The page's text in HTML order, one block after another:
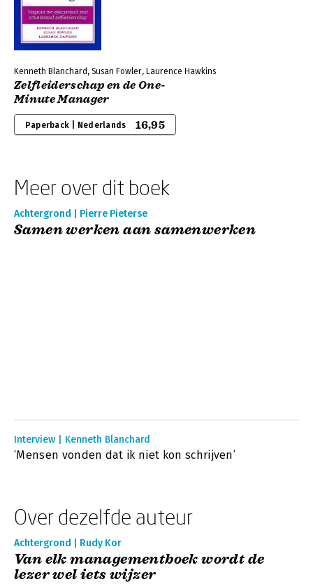
Kenneth Blanchard, Susan Fowler, Laurence Hawkins
Zelfleiderschap en de One-
Minute Manager
Paperback | Nederlands 16,95
Meer over dit boek
Achtergrond | Pierre Pieterse
Samen werken aan samenwerken
Interview | Kenneth Blanchard
‘Mensen vonden dat ik niet kon schrijven’
Over dezelfde auteur
Achtergrond | Rudy Kor
Van elk managementboek wordt de
lezer wel iets wijzer